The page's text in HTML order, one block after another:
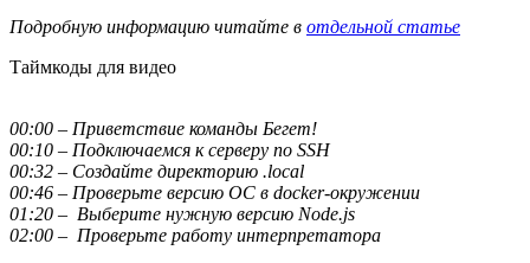
Подробную информацию читайте в отдельной статье
Таймкоды для видео
00:00 – Приветствие команды Бегет!
00:10 – Подключаемся к серверу по SSH
00:32 – Создайте директорию .local
00:46 – Проверьте версию ОС в docker-окружении
01:20 – Выберите нужную версию Node.js
02:00 – Проверьте работу интерпретатора